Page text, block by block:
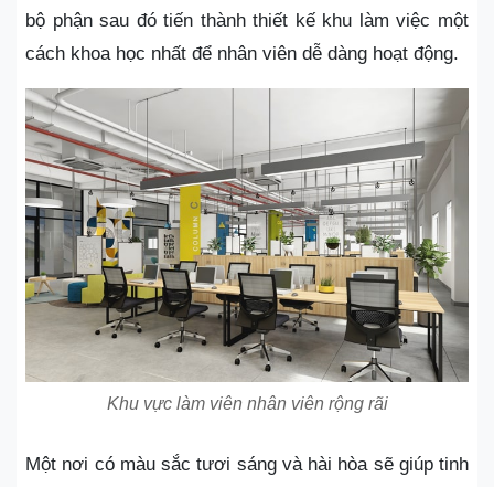
bộ phận sau đó tiến thành thiết kế khu làm việc một
cách khoa học nhất để nhân viên dễ dàng hoạt động.
Khu vực làm viên nhân viên rộng rãi
Một nơi có màu sắc tươi sáng và hài hòa sẽ giúp tinh